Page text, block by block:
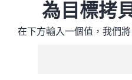
為目標拷
在下方輸入一個值，我們